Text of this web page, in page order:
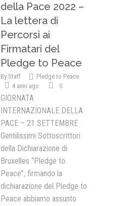
della Pace 2022 –
La lettera di
Percorsi ai
Firmatari del
Pledge to Peace
By Staff
Pledge to Peace
4 anni ago
0
GIORNATA
INTERNAZIONALE DELLA
PACE – 21 SETTEMBRE
Gentilissimi Sottoscrittori
della Dichiarazione di
Bruxelles “Pledge to
Peace”, firmando la
dichiarazione del Pledge to
Peace abbiamo assunto